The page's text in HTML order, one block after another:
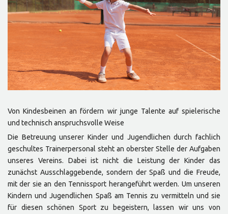
Von Kindesbeinen an fördern wir junge Talente auf spielerische
und technisch anspruchsvolle Weise
Die Betreuung unserer Kinder und Jugendlichen durch fachlich
geschultes Trainerpersonal steht an oberster Stelle der Aufgaben
unseres Vereins. Dabei ist nicht die Leistung der Kinder das
zunächst Ausschlaggebende, sondern der Spaß und die Freude,
mit der sie an den Tennissport herangeführt werden. Um unseren
Kindern und Jugendlichen Spaß am Tennis zu vermitteln und sie
für diesen schönen Sport zu begeistern, lassen wir uns von